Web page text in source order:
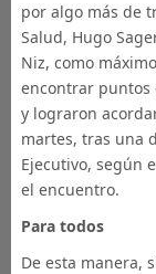
por algo más de
Salud, Hugo
Niz, como
encontrar puntos
y lograron
martes, tras una
Ejecutivo, según
el encuentro.
Para todos
De esta manera,